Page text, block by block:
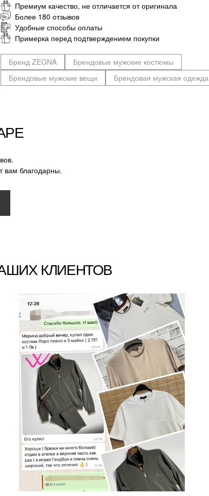
Премиум качество, не отличается от оригинала
Более 180 отзывов
Удобные способы оплаты
Примерка перед подтверждением покупки
Бренд ZEGNA
Брендовые мужские костюмы
Брендовые мужские вещи
Брендовая мужская одежда
вам благодарны.
КЛИЕНТОВ